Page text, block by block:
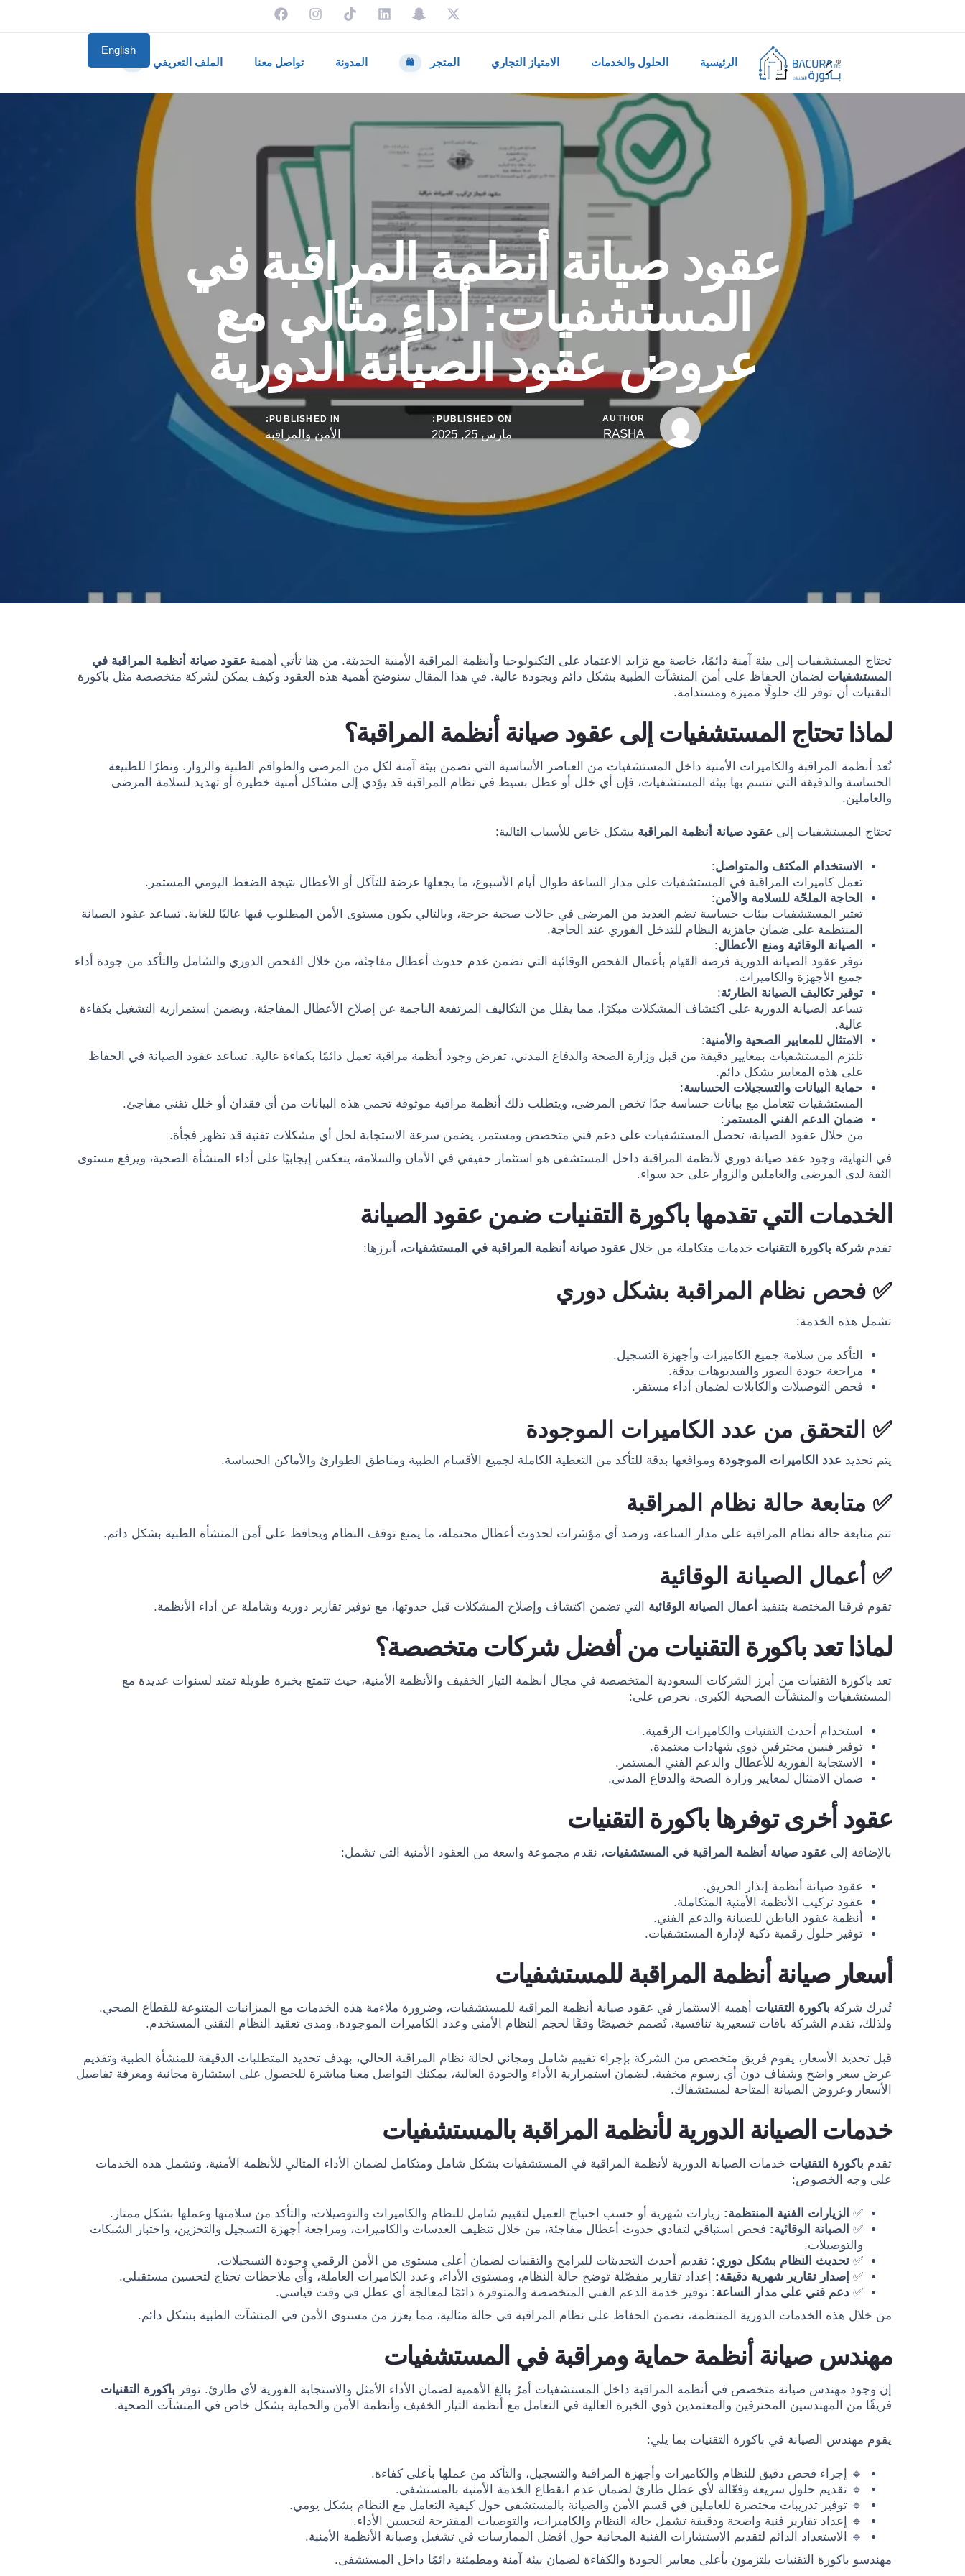
الرئيسية الحلول والخدمات الامتياز التجاري المتجر 🛍️ المدونة تواصل معنا الملف التعريفي
English
عقود صيانة أنظمة المراقبة في
المستشفيات: أداءٍ مثالي مع
عروض عقود الصيانة الدورية
AUTHOR
RASHA
PUBLISHED ON:
مارس 25, 2025
PUBLISHED IN:
الأمن والمراقبة
تحتاج المستشفيات إلى بيئة آمنة دائمًا، خاصة مع تزايد الاعتماد على التكنولوجيا وأنظمة المراقبة الأمنية الحديثة. من هنا تأتي أهمية عقود صيانة أنظمة المراقبة في
المستشفيات لضمان الحفاظ على أمن المنشآت الطبية بشكل دائم وبجودة عالية. في هذا المقال سنوضح أهمية هذه العقود وكيف يمكن لشركة متخصصة مثل باكورة
التقنيات أن توفر لك حلولًا مميزة ومستدامة.
لماذا تحتاج المستشفيات إلى عقود صيانة أنظمة المراقبة؟
تُعد أنظمة المراقبة والكاميرات الأمنية داخل المستشفيات من العناصر الأساسية التي تضمن بيئة آمنة لكل من المرضى والطواقم الطبية والزوار. ونظرًا للطبيعة
الحساسة والدقيقة التي تتسم بها بيئة المستشفيات، فإن أي خلل أو عطل بسيط في نظام المراقبة قد يؤدي إلى مشاكل أمنية خطيرة أو تهديد لسلامة المرضى
والعاملين.
تحتاج المستشفيات إلى عقود صيانة أنظمة المراقبة بشكل خاص للأسباب التالية:
الاستخدام المكثف والمتواصل:
تعمل كاميرات المراقبة في المستشفيات على مدار الساعة طوال أيام الأسبوع، ما يجعلها عرضة للتآكل أو الأعطال نتيجة الضغط اليومي المستمر.
الحاجة الملحّة للسلامة والأمن:
تعتبر المستشفيات بيئات حساسة تضم العديد من المرضى في حالات صحية حرجة، وبالتالي يكون مستوى الأمن المطلوب فيها عاليًا للغاية. تساعد عقود الصيانة
المنتظمة على ضمان جاهزية النظام للتدخل الفوري عند الحاجة.
الصيانة الوقائية ومنع الأعطال:
توفر عقود الصيانة الدورية فرصة القيام بأعمال الفحص الوقائية التي تضمن عدم حدوث أعطال مفاجئة، من خلال الفحص الدوري والشامل والتأكد من جودة أداء
جميع الأجهزة والكاميرات.
توفير تكاليف الصيانة الطارئة:
تساعد الصيانة الدورية على اكتشاف المشكلات مبكرًا، مما يقلل من التكاليف المرتفعة الناجمة عن إصلاح الأعطال المفاجئة، ويضمن استمرارية التشغيل بكفاءة
عالية.
الامتثال للمعايير الصحية والأمنية:
تلتزم المستشفيات بمعايير دقيقة من قبل وزارة الصحة والدفاع المدني، تفرض وجود أنظمة مراقبة تعمل دائمًا بكفاءة عالية. تساعد عقود الصيانة في الحفاظ
على هذه المعايير بشكل دائم.
حماية البيانات والتسجيلات الحساسة:
المستشفيات تتعامل مع بيانات حساسة جدًا تخص المرضى، ويتطلب ذلك أنظمة مراقبة موثوقة تحمي هذه البيانات من أي فقدان أو خلل تقني مفاجئ.
ضمان الدعم الفني المستمر :
من خلال عقود الصيانة، تحصل المستشفيات على دعم فني متخصص ومستمر، يضمن سرعة الاستجابة لحل أي مشكلات تقنية قد تظهر فجأة.
في النهاية، وجود عقد صيانة دوري لأنظمة المراقبة داخل المستشفى هو استثمار حقيقي في الأمان والسلامة، ينعكس إيجابيًا على أداء المنشأة الصحية، ويرفع مستوى
الثقة لدى المرضى والعاملين والزوار على حد سواء.
الخدمات التي تقدمها باكورة التقنيات ضمن عقود الصيانة
تقدم شركة باكورة التقنيات خدمات متكاملة من خلال عقود صيانة أنظمة المراقبة في المستشفيات، أبرزها:
✅ فحص نظام المراقبة بشكل دوري
تشمل هذه الخدمة:
التأكد من سلامة جميع الكاميرات وأجهزة التسجيل.
مراجعة جودة الصور والفيديوهات بدقة.
فحص التوصيلات والكابلات لضمان أداء مستقر.
✅ التحقق من عدد الكاميرات الموجودة
يتم تحديد عدد الكاميرات الموجودة ومواقعها بدقة للتأكد من التغطية الكاملة لجميع الأقسام الطبية ومناطق الطوارئ والأماكن الحساسة.
✅ متابعة حالة نظام المراقبة
تتم متابعة حالة نظام المراقبة على مدار الساعة، ورصد أي مؤشرات لحدوث أعطال محتملة، ما يمنع توقف النظام ويحافظ على أمن المنشأة الطبية بشكل دائم.
✅ أعمال الصيانة الوقائية
تقوم فرقنا المختصة بتنفيذ أعمال الصيانة الوقائية التي تضمن اكتشاف وإصلاح المشكلات قبل حدوثها، مع توفير تقارير دورية وشاملة عن أداء الأنظمة.
لماذا تعد باكورة التقنيات من أفضل شركات متخصصة؟
تعد باكورة التقنيات من أبرز الشركات السعودية المتخصصة في مجال أنظمة التيار الخفيف والأنظمة الأمنية، حيث تتمتع بخبرة طويلة تمتد لسنوات عديدة مع
المستشفيات والمنشآت الصحية الكبرى. نحرص على:
استخدام أحدث التقنيات والكاميرات الرقمية.
توفير فنيين محترفين ذوي شهادات معتمدة.
الاستجابة الفورية للأعطال والدعم الفني المستمر.
ضمان الامتثال لمعايير وزارة الصحة والدفاع المدني.
عقود أخرى توفرها باكورة التقنيات
بالإضافة إلى عقود صيانة أنظمة المراقبة في المستشفيات، نقدم مجموعة واسعة من العقود الأمنية التي تشمل:
عقود صيانة أنظمة إنذار الحريق.
عقود تركيب الأنظمة الأمنية المتكاملة.
أنظمة عقود الباطن للصيانة والدعم الفني.
توفير حلول رقمية ذكية لإدارة المستشفيات.
أسعار صيانة أنظمة المراقبة للمستشفيات
تُدرك شركة باكورة التقنيات أهمية الاستثمار في عقود صيانة أنظمة المراقبة للمستشفيات، وضرورة ملاءمة هذه الخدمات مع الميزانيات المتنوعة للقطاع الصحي.
ولذلك، تقدم الشركة باقات تسعيرية تنافسية، تُصمم خصيصًا وفقًا لحجم النظام الأمني وعدد الكاميرات الموجودة، ومدى تعقيد النظام التقني المستخدم.
قبل تحديد الأسعار، يقوم فريق متخصص من الشركة بإجراء تقييم شامل ومجاني لحالة نظام المراقبة الحالي، بهدف تحديد المتطلبات الدقيقة للمنشأة الطبية وتقديم
عرض سعر واضح وشفاف دون أي رسوم مخفية. لضمان استمرارية الأداء والجودة العالية، يمكنك التواصل معنا مباشرة للحصول على استشارة مجانية ومعرفة تفاصيل
الأسعار وعروض الصيانة المتاحة لمستشفاك.
خدمات الصيانة الدورية لأنظمة المراقبة بالمستشفيات
تقدم باكورة التقنيات خدمات الصيانة الدورية لأنظمة المراقبة في المستشفيات بشكل شامل ومتكامل لضمان الأداء المثالي للأنظمة الأمنية، وتشمل هذه الخدمات
على وجه الخصوص:
✅ الزيارات الفنية المنتظمة: زيارات شهرية أو حسب احتياج العميل لتقييم شامل للنظام والكاميرات والتوصيلات، والتأكد من سلامتها وعملها بشكل ممتاز.
✅ الصيانة الوقائية: فحص استباقي لتفادي حدوث أعطال مفاجئة، من خلال تنظيف العدسات والكاميرات، ومراجعة أجهزة التسجيل والتخزين، واختبار الشبكات
والتوصيلات.
✅ تحديث النظام بشكل دوري: تقديم أحدث التحديثات للبرامج والتقنيات لضمان أعلى مستوى من الأمن الرقمي وجودة التسجيلات.
✅ إصدار تقارير شهرية دقيقة: إعداد تقارير مفصّلة توضح حالة النظام، ومستوى الأداء، وعدد الكاميرات العاملة، وأي ملاحظات تحتاج لتحسين مستقبلي.
✅ دعم فني على مدار الساعة: توفير خدمة الدعم الفني المتخصصة والمتوفرة دائمًا لمعالجة أي عطل في وقت قياسي.
من خلال هذه الخدمات الدورية المنتظمة، نضمن الحفاظ على نظام المراقبة في حالة مثالية، مما يعزز من مستوى الأمن في المنشآت الطبية بشكل دائم.
مهندس صيانة أنظمة حماية ومراقبة في المستشفيات
إن وجود مهندس صيانة متخصص في أنظمة المراقبة داخل المستشفيات أمرٌ بالغ الأهمية لضمان الأداء الأمثل والاستجابة الفورية لأي طارئ. توفر باكورة التقنيات
فريقًا من المهندسين المحترفين والمعتمدين ذوي الخبرة العالية في التعامل مع أنظمة التيار الخفيف وأنظمة الأمن والحماية بشكل خاص في المنشآت الصحية.
يقوم مهندس الصيانة في باكورة التقنيات بما يلي:
🔹 إجراء فحص دقيق للنظام والكاميرات وأجهزة المراقبة والتسجيل، والتأكد من عملها بأعلى كفاءة.
🔹 تقديم حلول سريعة وفعّالة لأي عطل طارئ لضمان عدم انقطاع الخدمة الأمنية بالمستشفى.
🔹 توفير تدريبات مختصرة للعاملين في قسم الأمن والصيانة بالمستشفى حول كيفية التعامل مع النظام بشكل يومي.
🔹 إعداد تقارير فنية واضحة ودقيقة تشمل حالة النظام والكاميرات، والتوصيات المقترحة لتحسين الأداء.
🔹 الاستعداد الدائم لتقديم الاستشارات الفنية المجانية حول أفضل الممارسات في تشغيل وصيانة الأنظمة الأمنية.
مهندسو باكورة التقنيات يلتزمون بأعلى معايير الجودة والكفاءة لضمان بيئة آمنة ومطمئنة دائمًا داخل المستشفى.